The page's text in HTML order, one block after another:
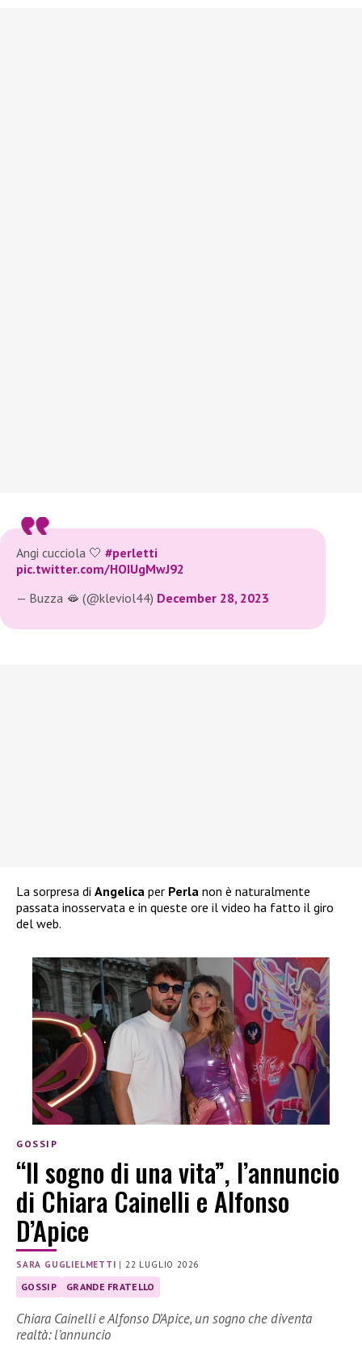
Angi cucciola 🤍 #perletti
pic.twitter.com/HOIUgMwJ92
— Buzza 🫦 (@kleviol44) December 28, 2023
La sorpresa di Angelica per Perla non è naturalmente
passata inosservata e in queste ore il video ha fatto il giro
del web.
GOSSIP
“Il sogno di una vita”, l’annuncio
di Chiara Cainelli e Alfonso
D’Apice
SARA GUGLIELMETTI | 22 LUGLIO 2026
GOSSIP GRANDE FRATELLO
Chiara Cainelli e Alfonso D’Apice, un sogno che diventa
realtà: l’annuncio